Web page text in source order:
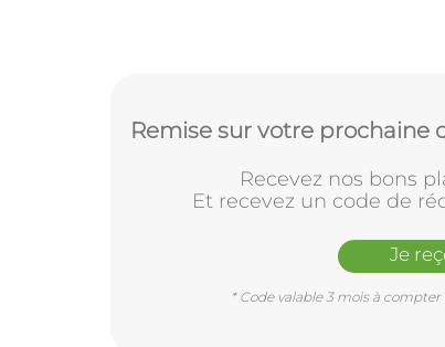
Remise sur votre prochaine
Recevez nos bons
Et recevez un code de
Je
* Code valable 3 mois à